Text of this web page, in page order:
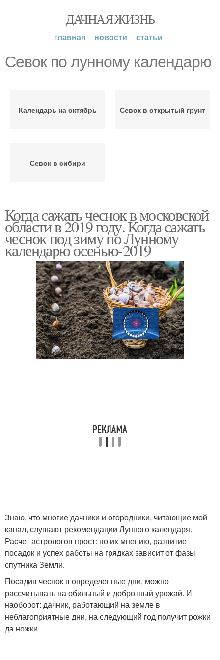
ДАЧНАЯ ЖИЗНЬ
главная новости статьи
Севок по лунному календарю
Календарь на октябрь Севок в открытый грунт
Севок в сибири
Когда сажать чеснок в московской
области в 2019 году. Когда сажать
чеснок под зиму по Лунному
календарю осенью-2019
Знаю, что многие дачники и огородники, читающие мой
канал, слушают рекомендации Лунного календаря.
Расчет астрологов прост: по их мнению, развитие
посадок и успех работы на грядках зависит от фазы
спутника Земли.
Посадив чеснок в определенные дни, можно
рассчитывать на обильный и добротный урожай. И
наоборот: дачник, работающий на земле в
неблагоприятные дни, на следующий год получит рожки
да ножки.